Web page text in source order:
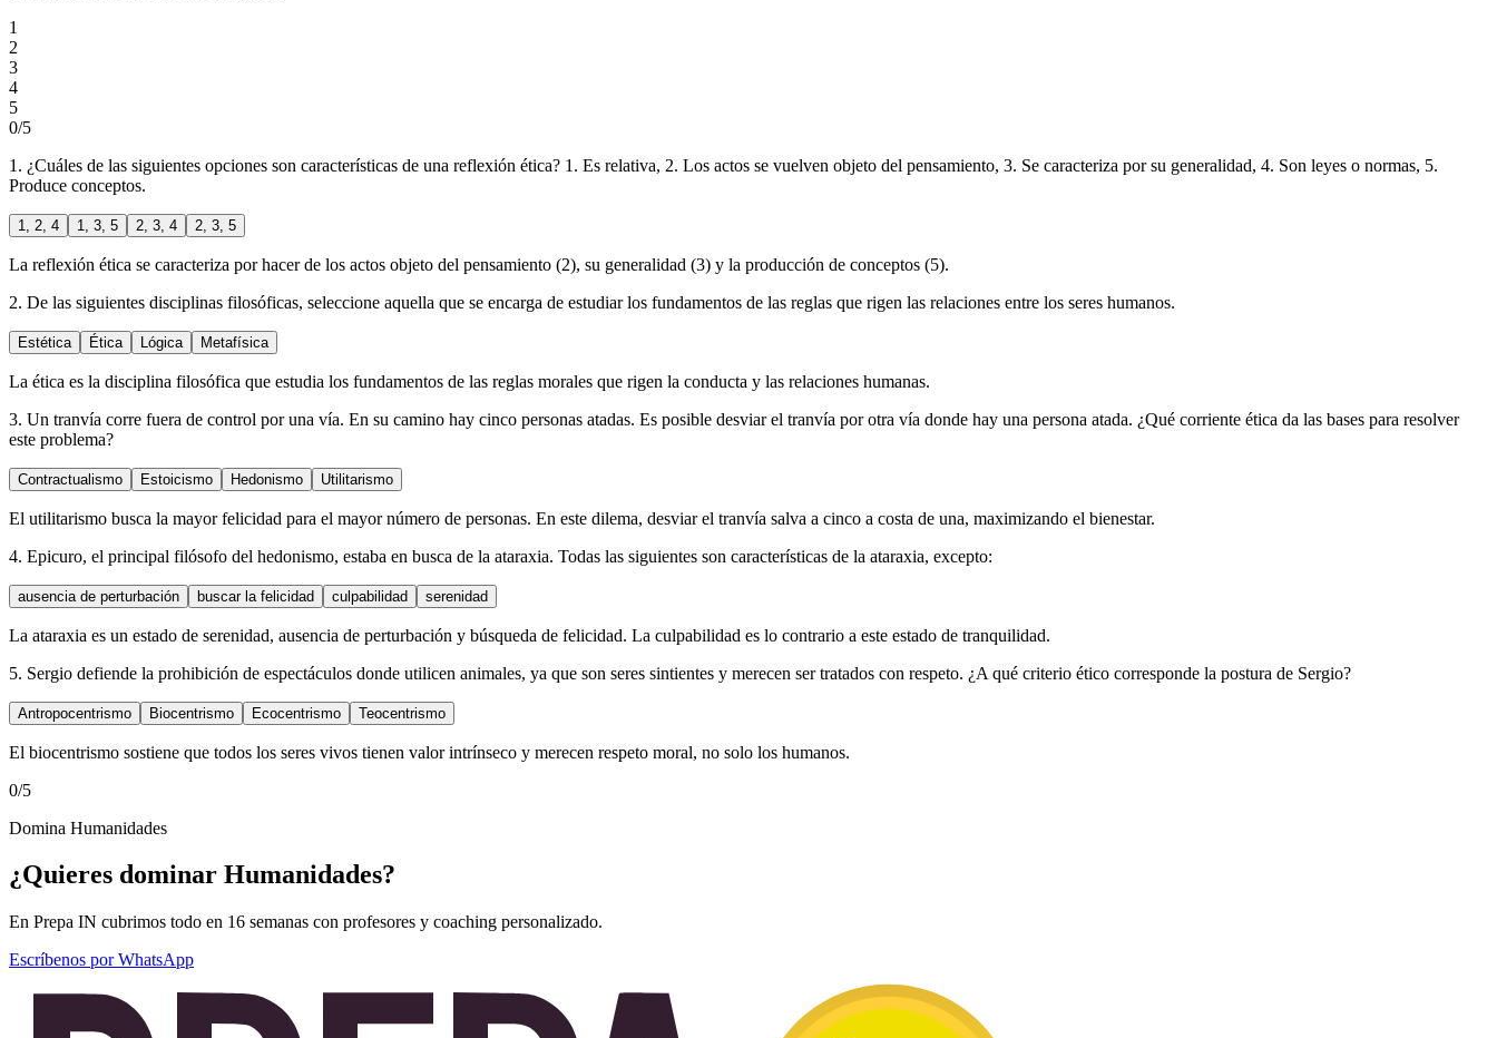
1
2
3
4
5
0/5
1. ¿Cuáles de las siguientes opciones son características de una reflexión ética? 1. Es relativa, 2. Los actos se vuelven objeto del pensamiento, 3. Se caracteriza por su generalidad, 4. Son leyes o normas, 5.
Produce conceptos.
1, 2, 4 1, 3, 5 2, 3, 4 2, 3, 5
La reflexión ética se caracteriza por hacer de los actos objeto del pensamiento (2), su generalidad (3) y la producción de conceptos (5).
2. De las siguientes disciplinas filosóficas, seleccione aquella que se encarga de estudiar los fundamentos de las reglas que rigen las relaciones entre los seres humanos.
Estética Ética Lógica Metafísica
La ética es la disciplina filosófica que estudia los fundamentos de las reglas morales que rigen la conducta y las relaciones humanas.
3. Un tranvía corre fuera de control por una vía. En su camino hay cinco personas atadas. Es posible desviar el tranvía por otra vía donde hay una persona atada. ¿Qué corriente ética da las bases para resolver
este problema?
Contractualismo Estoicismo Hedonismo Utilitarismo
El utilitarismo busca la mayor felicidad para el mayor número de personas. En este dilema, desviar el tranvía salva a cinco a costa de una, maximizando el bienestar.
4. Epicuro, el principal filósofo del hedonismo, estaba en busca de la ataraxia. Todas las siguientes son características de la ataraxia, excepto:
ausencia de perturbación buscar la felicidad culpabilidad serenidad
La ataraxia es un estado de serenidad, ausencia de perturbación y búsqueda de felicidad. La culpabilidad es lo contrario a este estado de tranquilidad.
5. Sergio defiende la prohibición de espectáculos donde utilicen animales, ya que son seres sintientes y merecen ser tratados con respeto. ¿A qué criterio ético corresponde la postura de Sergio?
Antropocentrismo Biocentrismo Ecocentrismo Teocentrismo
El biocentrismo sostiene que todos los seres vivos tienen valor intrínseco y merecen respeto moral, no solo los humanos.
0/5
Domina Humanidades
¿Quieres dominar Humanidades?
En Prepa IN cubrimos todo en 16 semanas con profesores y coaching personalizado.
Escríbenos por WhatsApp